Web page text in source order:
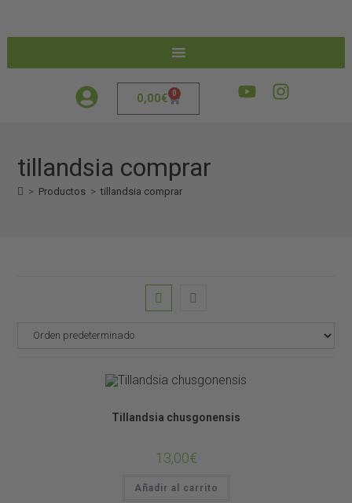
0,00€ 0
tillandsia comprar
> Productos > tillandsia comprar
Tillandsia chusgonensis
13,00€
Añadir al carrito